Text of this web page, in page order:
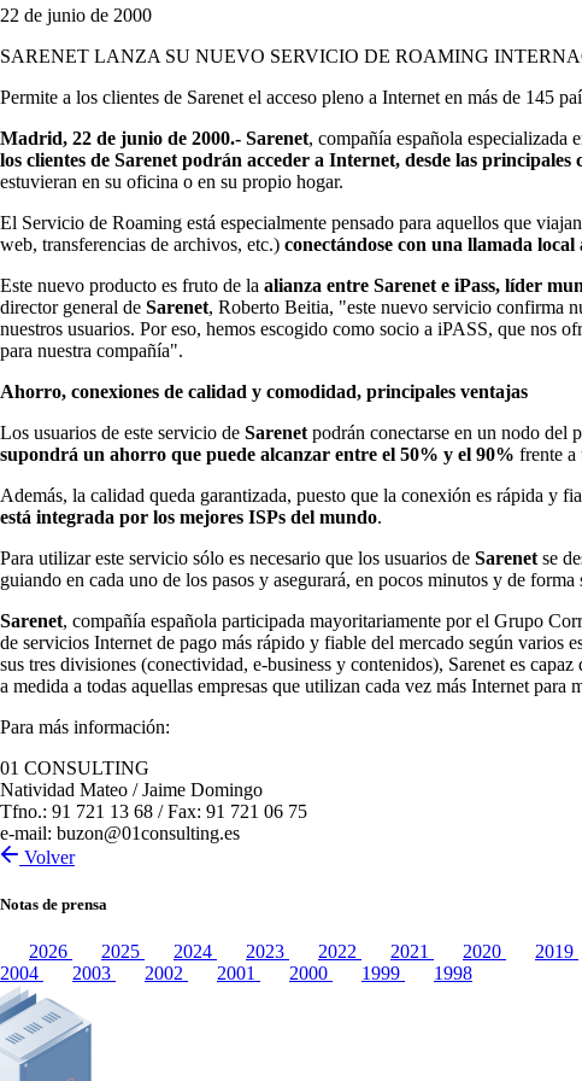
22 de junio de 2000
SARENET LANZA SU NUEVO SERVICIO DE ROAMING
Permite a los clientes de Sarenet el acceso pleno a Internet en más de 145
Madrid, 22 de junio de 2000.- Sarenet, compañía española especializada
los clientes de Sarenet podrán acceder a Internet, desde las
estuvieran en su oficina o en su propio hogar.
El Servicio de Roaming está especialmente pensado para aquellos que
web, transferencias de archivos, etc.) conectándose con una llamada local
Este nuevo producto es fruto de la alianza entre Sarenet e iPass, líder
director general de Sarenet, Roberto Beitia, "este nuevo servicio confirma
nuestros usuarios. Por eso, hemos escogido como socio a iPASS, que nos
para nuestra compañía".
Ahorro, conexiones de calidad y comodidad, principales ventajas
Los usuarios de este servicio de Sarenet podrán conectarse en un nodo del
supondrá un ahorro que puede alcanzar entre el 50% y el 90% frente a
Además, la calidad queda garantizada, puesto que la conexión es rápida y
está integrada por los mejores ISPs del mundo.
Para utilizar este servicio sólo es necesario que los usuarios de Sarenet se
guiando en cada uno de los pasos y asegurará, en pocos minutos y de
Sarenet, compañía española participada mayoritariamente por el Grupo
de servicios Internet de pago más rápido y fiable del mercado según varios
sus tres divisiones (conectividad, e-business y contenidos), Sarenet es
a medida a todas aquellas empresas que utilizan cada vez más Internet para
Para más información:
01 CONSULTING
Natividad Mateo / Jaime Domingo
Tfno.: 91 721 13 68 / Fax: 91 721 06 75
e-mail: buzon@01consulting.es
Volver
Notas de prensa
2026 2025 2024 2023 2022 2021 2020 2019
2004
2003 2002 2001 2000 1999 1998